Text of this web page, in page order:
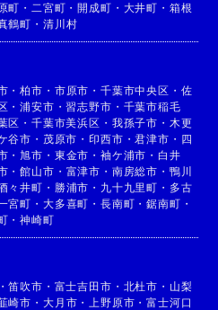
町 ・ 二宮町 ・開成町 ・ 大井町 ・ 箱根
鶴町 ・ 清川村
・柏市 ・ 市原市 ・ 千葉市中央区 ・ 佐
・浦安市 ・習志野市 ・ 千葉市稲毛
区 ・千葉市美浜区 ・ 我孫子市 ・ 木更
谷市 ・ 茂原市 ・印西市 ・君津市 ・ 四
・旭市 ・ 東金市 ・ 袖ケ浦市 ・ 白井
・館山市 ・ 富津市 ・ 南房総市 ・ 鴨川
々井町 ・ 勝浦市 ・ 九十九里町 ・ 多古
宮町 ・ 大多喜町 ・ 長南町 ・鋸南町 ・
・神崎町
・笛吹市 ・ 富士吉田市 ・ 北杜市 ・ 山梨
崎市 ・ 大月市 ・ 上野原市 ・富士河口